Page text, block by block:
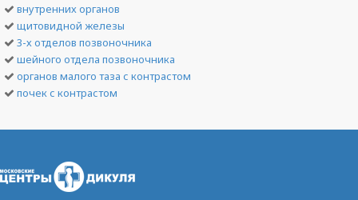
внутренних органов
щитовидной железы
3-х отделов позвоночника
шейного отдела позвоночника
органов малого таза с контрастом
почек с контрастом